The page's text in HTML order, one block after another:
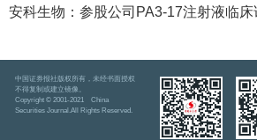
安科生物：参股公司PA3-17注射液临
中国证券报社版权所有，未经书面授权
不得复制或建立镜像。
Copyright © 2001-2021 China
Securities Journal.All Rights Reserved.